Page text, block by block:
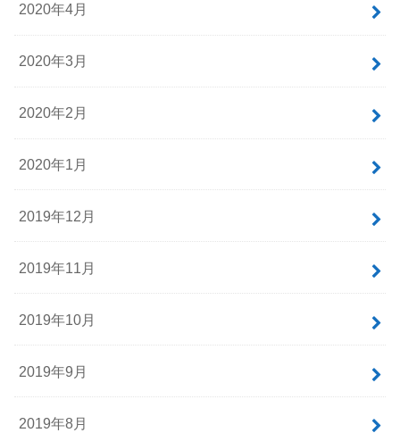
2020年4月
2020年3月
2020年2月
2020年1月
2019年12月
2019年11月
2019年10月
2019年9月
2019年8月